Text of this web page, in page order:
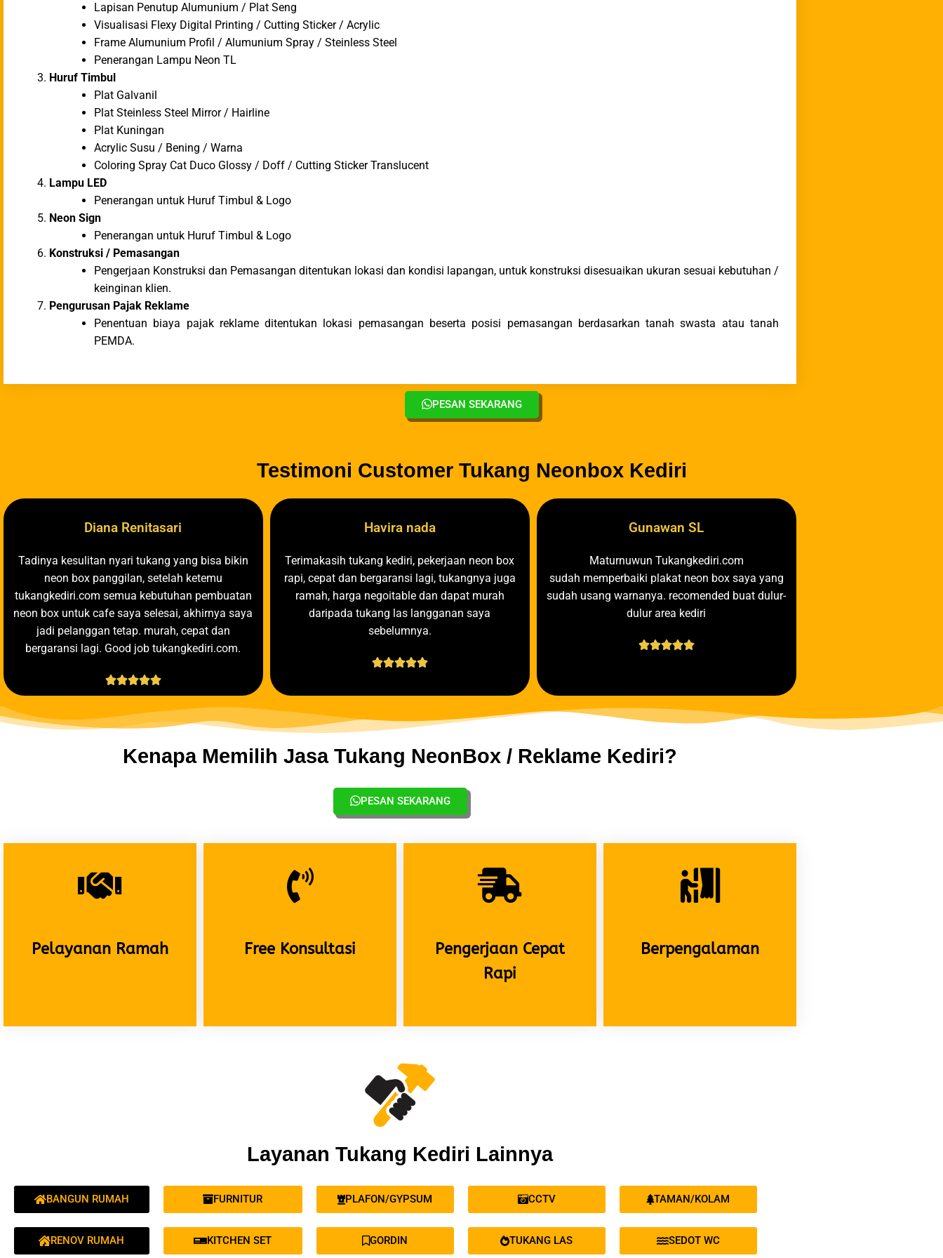
Lapisan Penutup Alumunium / Plat Seng
Visualisasi Flexy Digital Printing / Cutting Sticker / Acrylic
Frame Alumunium Profil / Alumunium Spray / Steinless Steel
Penerangan Lampu Neon TL
Huruf Timbul
Plat Galvanil
Plat Steinless Steel Mirror / Hairline
Plat Kuningan
Acrylic Susu / Bening / Warna
Coloring Spray Cat Duco Glossy / Doff / Cutting Sticker Translucent
Lampu LED
Penerangan untuk Huruf Timbul & Logo
Neon Sign
Penerangan untuk Huruf Timbul & Logo
Konstruksi / Pemasangan
Pengerjaan Konstruksi dan Pemasangan ditentukan lokasi dan kondisi lapangan, untuk konstruksi disesuaikan ukuran sesuai kebutuhan /
keinginan klien.
Pengurusan Pajak Reklame
Penentuan biaya pajak reklame ditentukan lokasi pemasangan beserta posisi pemasangan berdasarkan tanah swasta atau tanah
PEMDA.
PESAN SEKARANG
Testimoni Customer Tukang Neonbox Kediri
Diana Renitasari
Tadinya kesulitan nyari tukang yang bisa bikin
neon box panggilan, setelah ketemu
tukangkediri.com semua kebutuhan pembuatan
neon box untuk cafe saya selesai, akhirnya saya
jadi pelanggan tetap. murah, cepat dan
bergaransi lagi. Good job tukangkediri.com.

Havira nada
Terimakasih tukang kediri, pekerjaan neon box
rapi, cepat dan bergaransi lagi, tukangnya juga
ramah, harga negoitable dan dapat murah
daripada tukang las langganan saya
sebelumnya.

Gunawan SL
Maturnuwun Tukangkediri.com
sudah memperbaiki plakat neon box saya yang
sudah usang warnanya. recomended buat dulur-
dulur area kediri

Kenapa Memilih Jasa Tukang NeonBox / Reklame Kediri?
PESAN SEKARANG
Pelayanan Ramah Free Konsultasi
Pengerjaan Cepat
Rapi
Berpengalaman
Layanan Tukang Kediri Lainnya
BANGUN RUMAH
RENOV RUMAH
FURNITUR
KITCHEN SET
PLAFON/GYPSUM
GORDIN
CCTV
TUKANG LAS
TAMAN/KOLAM
SEDOT WC